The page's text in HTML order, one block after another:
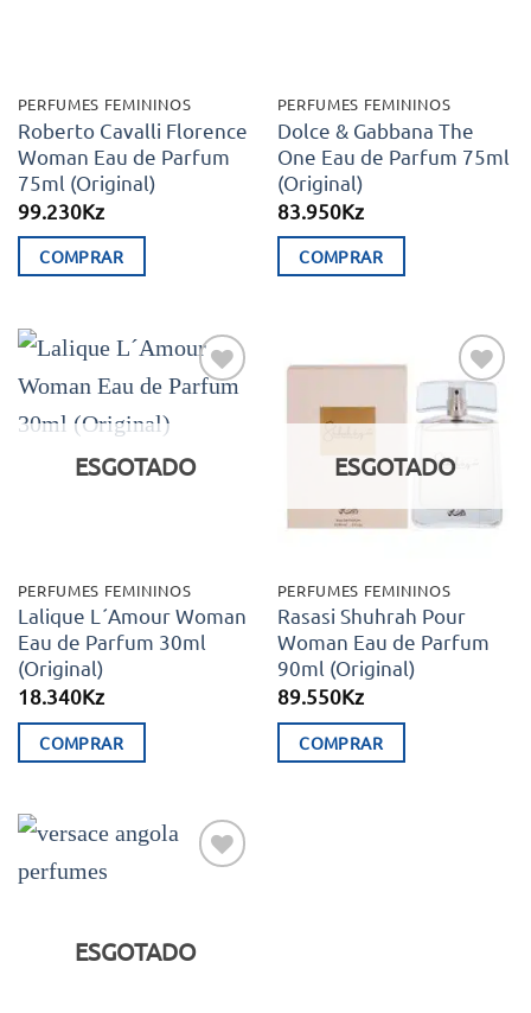
PERFUMES FEMININOS
Roberto Cavalli Florence
Woman Eau de Parfum
75ml (Original)
99.230Kz
COMPRAR
PERFUMES FEMININOS
Dolce & Gabbana The
One Eau de Parfum 75ml
(Original)
83.950Kz
COMPRAR
aos meus
ESGOTADO
PERFUMES FEMININOS
Lalique L´Amour Woman
Eau de Parfum 30ml
(Original)
18.340Kz
COMPRAR
Adicionar
aos meus
ESGOTADO
PERFUMES FEMININOS
Rasasi Shuhrah Pour
Woman Eau de Parfum
90ml (Original)
89.550Kz
COMPRAR
ESGOTADO